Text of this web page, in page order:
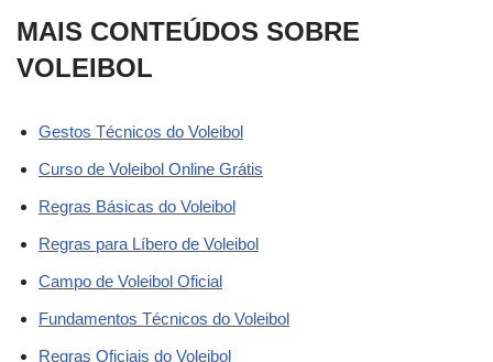
MAIS CONTEÚDOS SOBRE
VOLEIBOL
Gestos Técnicos do Voleibol
Curso de Voleibol Online Grátis
Regras Básicas do Voleibol
Regras para Líbero de Voleibol
Campo de Voleibol Oficial
Fundamentos Técnicos do Voleibol
Regras Oficiais do Voleibol